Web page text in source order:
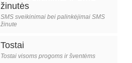
žinutės
SMS sveikinimai bei palinkėjimai SMS
žinute
Tostai
Tostai visoms progoms ir šventėms